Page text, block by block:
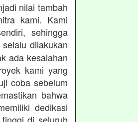
nilai tambah
kami. Kami
sehingga
dilakukan
ada kesalahan
kami yang
coba sebelum
bahwa
dedikasi